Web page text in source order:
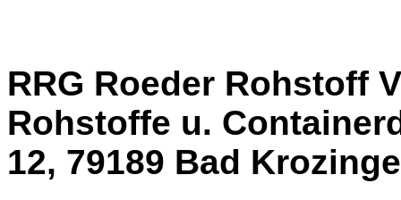
RRG Roeder Rohstoff
Rohstoffe u.
12, 79189 Bad